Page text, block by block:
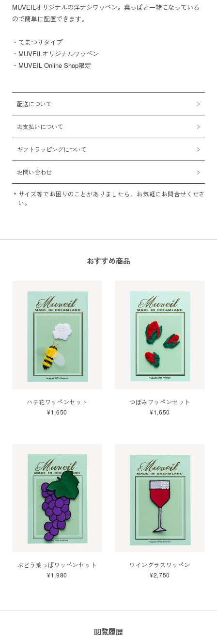
MUVEILオリジナルの洋ナシワッペン。葉っぱと一緒になっている
ので簡単に配置できます。
・てまつりタイプ
・MUVEILオリジナルワッペン
・MUVEIL Online Shop限定
配送について
お支払いについて
ギフトラッピングについて
お問い合わせ
サイズ等でお困りのことがありましたら、お気軽にお問合せくださ
い。
おすすめ商品
ハチ花ワッペンセット
¥1,650
つぼみワッペンセット
¥1,650
ぶどう葉っぱワッペンセット
¥1,980
ワイングラスワッペン
¥2,750
閲覧履歴